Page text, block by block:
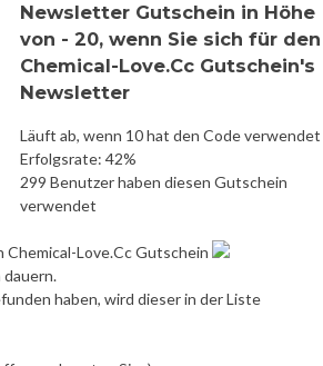
Newsletter Gutschein in Höhe
von - 20, wenn Sie sich für den
Chemical-Love.Cc Gutschein's
Newsletter
Läuft ab, wenn 10 hat den Code verwendet
Erfolgsrate: 42%
299 Benutzer haben diesen Gutschein
verwendet
Love.Cc Gutschein
dauern.
haben, wird dieser in der Liste